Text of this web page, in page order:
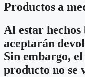
Productos a
Al estar hechos
aceptarán
Sin embargo,
producto no se